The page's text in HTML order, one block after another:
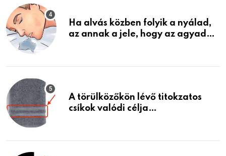
Ha alvás közben folyik a nyálad,
az annak a jele, hogy az agyad…
A törülközőkön lévő titokzatos
csíkok valódi célja…